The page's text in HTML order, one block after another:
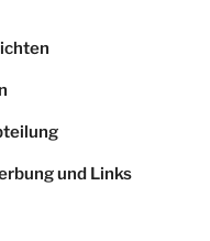
und Links